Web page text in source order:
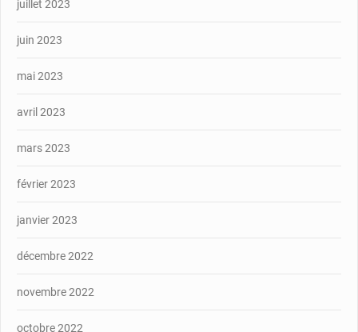
juillet 2023
juin 2023
mai 2023
avril 2023
mars 2023
février 2023
janvier 2023
décembre 2022
novembre 2022
octobre 2022